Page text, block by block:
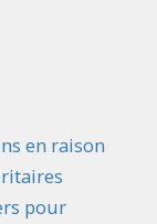
en raison
pour